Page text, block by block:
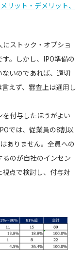
リット・デメリット、
ストック・オプショ
。しかし、IPO準備の
いのであれば、適切
えず、審査上は通用し
付与したほうがよい
では、従業員の8割以
ありません。全員への
のが自社のインセン
点で検討し、付与対